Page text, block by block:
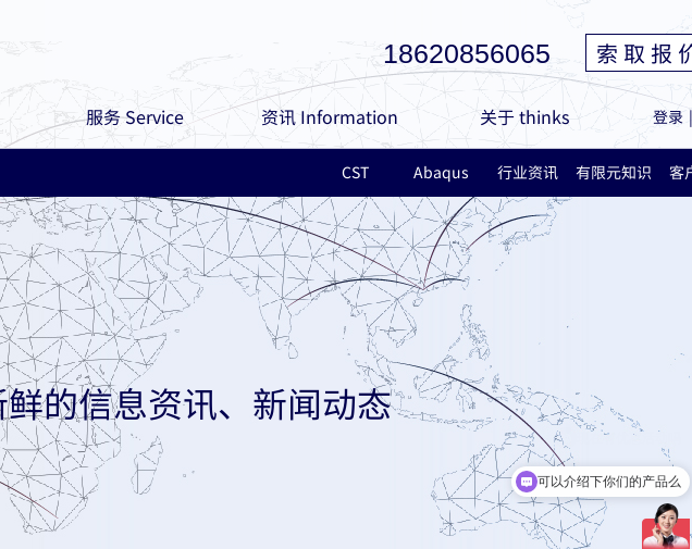
18620856065
登录 |
索 取 报
服务 Service 资讯 Information 关于 thinks
的信息资讯、新闻动态
CST Abaqus 行业资讯 有限元知识 客
可以介绍下你们的产品么